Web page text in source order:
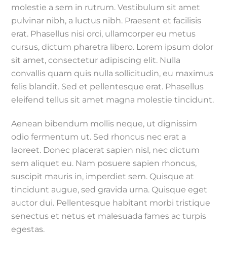
molestie a sem in rutrum. Vestibulum sit amet
pulvinar nibh, a luctus nibh. Praesent et facilisis
erat. Phasellus nisi orci, ullamcorper eu metus
cursus, dictum pharetra libero. Lorem ipsum dolor
sit amet, consectetur adipiscing elit. Nulla
convallis quam quis nulla sollicitudin, eu maximus
felis blandit. Sed et pellentesque erat. Phasellus
eleifend tellus sit amet magna molestie tincidunt.
Aenean bibendum mollis neque, ut dignissim
odio fermentum ut. Sed rhoncus nec erat a
laoreet. Donec placerat sapien nisl, nec dictum
sem aliquet eu. Nam posuere sapien rhoncus,
suscipit mauris in, imperdiet sem. Quisque at
tincidunt augue, sed gravida urna. Quisque eget
auctor dui. Pellentesque habitant morbi tristique
senectus et netus et malesuada fames ac turpis
egestas.